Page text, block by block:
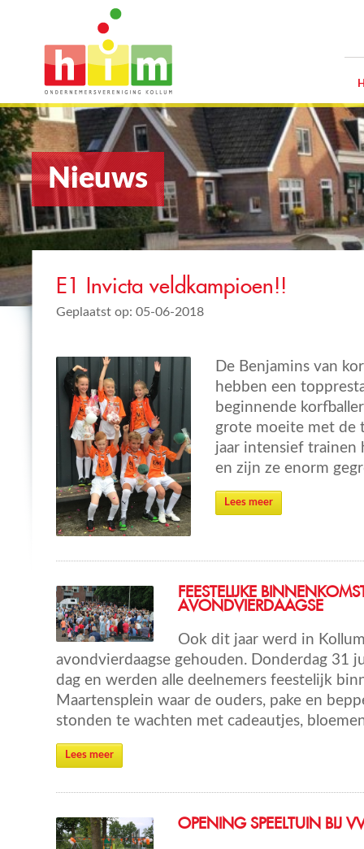
Nieuws
E1 Invicta veldkampioen!!
Geplaatst op: 05-06-2018
De Benjamins van
hebben een
beginnende
grote moeite met de
jaar intensief trainen
en zijn ze enorm
Lees meer
FEESTELIJKE
AVONDVIERDAAGSE
Ook dit jaar werd in
avondvierdaagse gehouden. Donderdag 31
dag en werden alle deelnemers feestelijk
Maartensplein waar de ouders, pake en
stonden te wachten met cadeautjes,
Lees meer
OPENING SPEELTUIN BIJ